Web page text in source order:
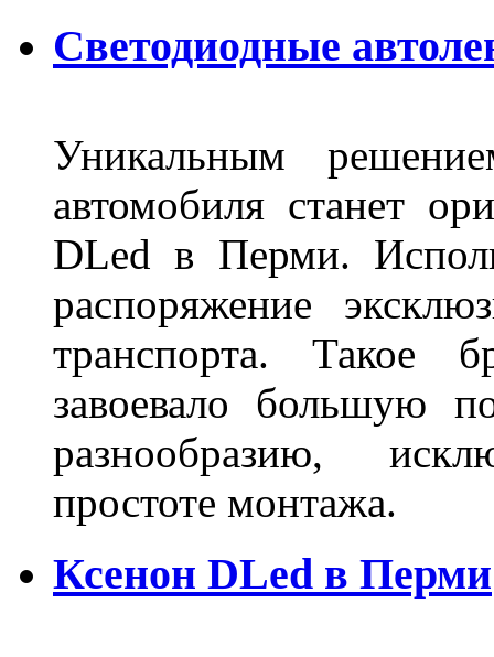
Светодиодные
Уникальным
автомобиля станет
DLed в Перми.
распоряжение
транспорта. Такое
завоевало большую
разнообразию,
простоте монтажа.
Ксенон DLed в Перми